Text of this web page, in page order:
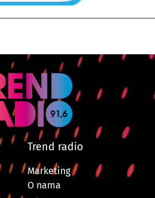
Trend radio
Marketing
O nama